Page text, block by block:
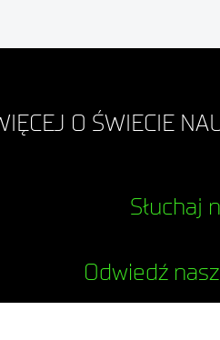
O ŚWIECIE
Słuchaj
Odwiedź